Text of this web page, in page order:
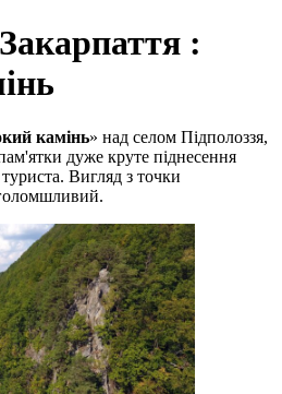
:
камінь» над селом Підполоззя,
дуже круте піднесення
Вигляд з точки